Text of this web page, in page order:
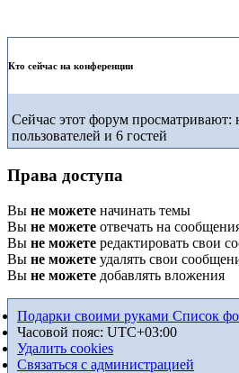
Кто сейчас на конференции
Сейчас этот форум просматривают:
пользователей и 6 гостей
Права доступа
Вы не можете начинать темы
Вы не можете отвечать на
Вы не можете редактировать свои
Вы не можете удалять свои
Вы не можете добавлять вложения
Подарки своими руками Список
Часовой пояс: UTC+03:00
Удалить cookies
Связаться с администрацией